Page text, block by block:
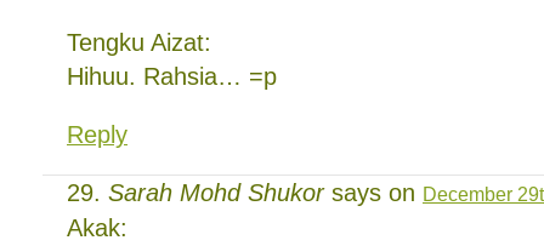
Tengku Aizat:
Hihuu. Rahsia… =p
Reply
Sarah Mohd Shukorsays on December
Akak: